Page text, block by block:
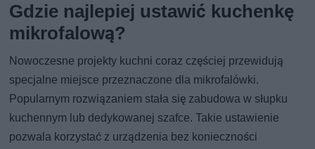
Gdzie najlepiej ustawić kuchenkę
mikrofalową?
Nowoczesne projekty kuchni coraz częściej przewidują
specjalne miejsce przeznaczone dla mikrofalówki.
Popularnym rozwiązaniem stała się zabudowa w słupku
kuchennym lub dedykowanej szafce. Takie ustawienie
pozwala korzystać z urządzenia bez konieczności